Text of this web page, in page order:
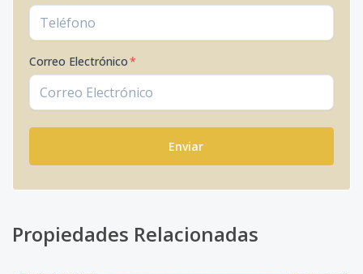
Correo Electrónico*
Enviar
Propiedades Relacionadas